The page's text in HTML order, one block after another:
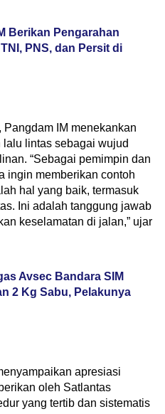
Berikan Pengarahan
PNS, dan Persit di
IM menekankan
lintas sebagai wujud
“Sebagai pemimpin dan
ingin memberikan contoh
hal yang baik, termasuk
Ini adalah tanggung jawab
keselamatan di jalan,” ujar
Avsec Bandara SIM
2 Kg Sabu, Pelakunya
apresiasi
oleh Satlantas
yang tertib dan sistematis